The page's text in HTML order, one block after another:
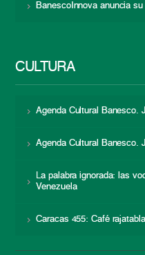
BanescoInnova anuncia
CULTURA
Agenda Cultural Banesco.
Agenda Cultural Banesco.
La palabra ignorada: las
Venezuela
Caracas 455: Café